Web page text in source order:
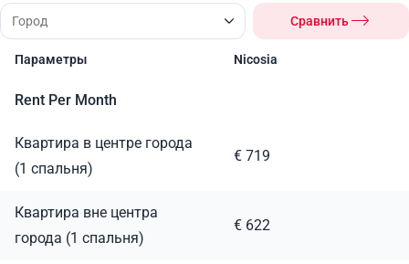
Сравнить
Параметры Nicosia
Rent Per Month
Квартира в центре города
(1 спальня)
€ 719
Квартира вне центра
города (1 спальня)
€ 622